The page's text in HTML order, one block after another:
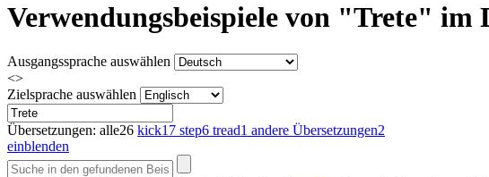
Verwendungsbeispiele von "Trete" im
Ausgangssprache auswählen
<>
Zielsprache auswählen
Übersetzungen: alle26 kick17 step6 tread1 andere Übersetzungen2
einblenden